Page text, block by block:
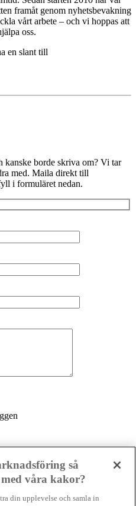
framåt genom nyhetsbevakning
vårt arbete – och vi hoppas att
oss.
en slant till
kanske borde skriva om? Vi tar
med. Maila direkt till
i formuläret nedan.
framåt genom nyhetsbevakning
så
våra kakor?
din upplevelse och samla in